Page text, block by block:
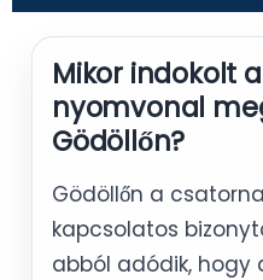
Mikor indokolt
nyomvonal
Gödöllőn?
Gödöllőn a
kapcsolatos
abból adódik,